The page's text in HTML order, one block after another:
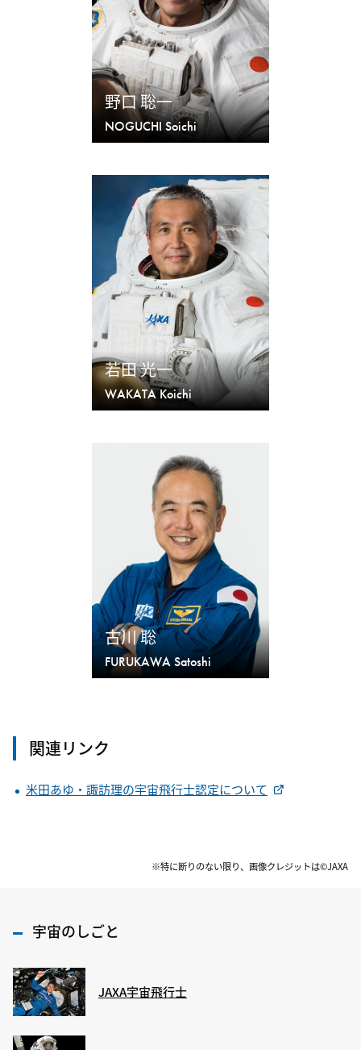
野口 聡一
NOGUCHI Soichi
若田 光一
WAKATA Koichi
古川 聡
FURUKAWA Satoshi
関連リンク
米田あゆ・諏訪理の宇宙飛行士認定について
※特に断りのない限り、画像クレジットは©JAXA
宇宙のしごと
JAXA宇宙飛行士